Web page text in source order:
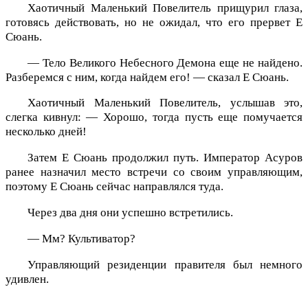
Хаотичный Маленький Повелитель прищурил глаза,
готовясь действовать, но не ожидал, что его прервет Е
Сюань.
— Тело Великого Небесного Демона еще не найдено.
Разберемся с ним, когда найдем его! — сказал Е Сюань.
Хаотичный Маленький Повелитель, услышав это,
слегка кивнул: — Хорошо, тогда пусть еще помучается
несколько дней!
Затем Е Сюань продолжил путь. Император Асуров
ранее назначил место встречи со своим управляющим,
поэтому Е Сюань сейчас направлялся туда.
Через два дня они успешно встретились.
— Мм? Культиватор?
Управляющий резиденции правителя был немного
удивлен.